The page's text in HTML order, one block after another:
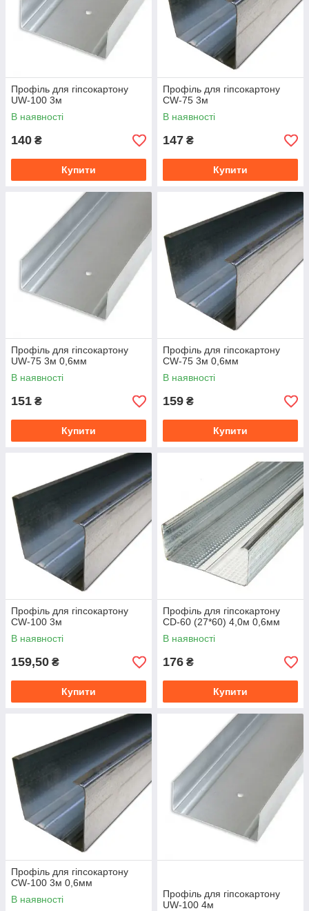
Профіль для гіпсокартону
UW-100 3м
В наявності
140 ₴
Купити
Профіль для гіпсокартону
CW-75 3м
В наявності
147 ₴
Купити
Профіль для гіпсокартону
UW-75 3м 0,6мм
В наявності
151 ₴
Купити
Профіль для гіпсокартону
CW-75 3м 0,6мм
В наявності
159 ₴
Купити
Профіль для гіпсокартону
CW-100 3м
В наявності
159,50 ₴
Купити
Профіль для гіпсокартону
СD-60 (27*60) 4,0м 0,6мм
В наявності
176 ₴
Купити
Профіль для гіпсокартону
CW-100 3м 0,6мм
В наявності
Профіль для гіпсокартону
UW-100 4м